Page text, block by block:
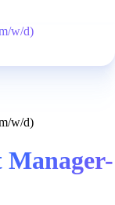
w/d)
w/d)
Manager-